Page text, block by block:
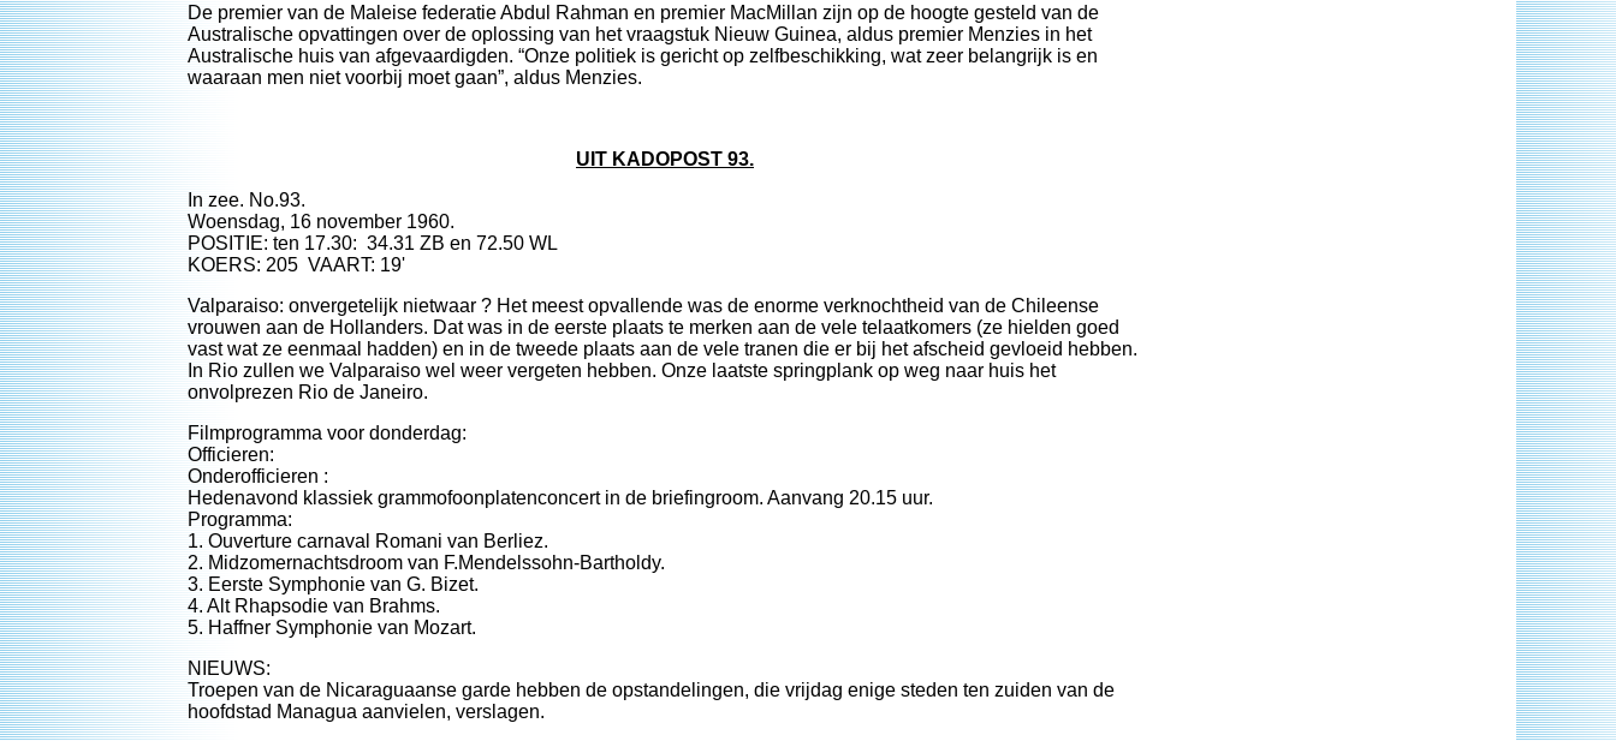
De premier van de Maleise federatie Abdul Rahman en premier MacMillan zijn op de hoogte gesteld van de
Australische opvattingen over de oplossing van het vraagstuk Nieuw Guinea, aldus premier Menzies in het
Australische huis van afgevaardigden. “Onze politiek is gericht op zelfbeschikking, wat zeer belangrijk is en
waaraan men niet voorbij moet gaan”, aldus Menzies.
UIT KADOPOST 93.
In zee. No.93.
Woensdag, 16 november 1960.
POSITIE: ten 17.30: 34.31 ZB en 72.50 WL
KOERS: 205 VAART: 19'
Valparaiso: onvergetelijk nietwaar ? Het meest opvallende was de enorme verknochtheid van de Chileense
vrouwen aan de Hollanders. Dat was in de eerste plaats te merken aan de vele telaatkomers (ze hielden goed
vast wat ze eenmaal hadden) en in de tweede plaats aan de vele tranen die er bij het afscheid gevloeid hebben.
In Rio zullen we Valparaiso wel weer vergeten hebben. Onze laatste springplank op weg naar huis het
onvolprezen Rio de Janeiro.
Filmprogramma voor donderdag:
Officieren:
Onderofficieren :
Hedenavond klassiek grammofoonplatenconcert in de briefingroom. Aanvang 20.15 uur.
Programma:
1. Ouverture carnaval Romani van Berliez.
2. Midzomernachtsdroom van F.Mendelssohn-Bartholdy.
3. Eerste Symphonie van G. Bizet.
4. Alt Rhapsodie van Brahms.
5. Haffner Symphonie van Mozart.
NIEUWS:
Troepen van de Nicaraguaanse garde hebben de opstandelingen, die vrijdag enige steden ten zuiden van de
hoofdstad Managua aanvielen, verslagen.